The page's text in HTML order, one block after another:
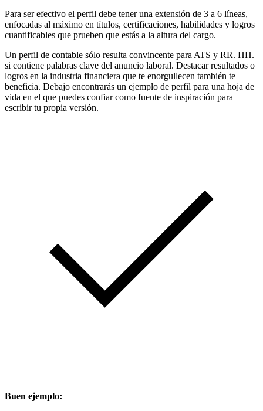
Para ser efectivo el perfil debe tener una extensión de 3 a 6 líneas,
enfocadas al máximo en títulos, certificaciones, habilidades y logros
cuantificables que prueben que estás a la altura del cargo.
Un perfil de contable sólo resulta convincente para ATS y RR. HH.
si contiene palabras clave del anuncio laboral. Destacar resultados o
logros en la industria financiera que te enorgullecen también te
beneficia. Debajo encontrarás un ejemplo de perfil para una hoja de
vida en el que puedes confiar como fuente de inspiración para
escribir tu propia versión.
Buen ejemplo: